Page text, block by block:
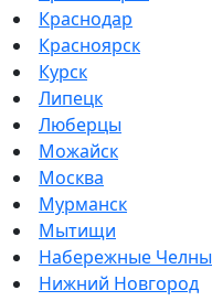
Краснодар
Красноярск
Курск
Липецк
Люберцы
Можайск
Москва
Мурманск
Мытищи
Набережные Челны
Нижний Новгород